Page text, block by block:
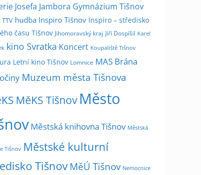
Josefa Jambora Gymnázium Tišnov
hudba Inspiro Tišnov Inspiro – středisko
času Tišnov Jihomoravský kraj Jiří Dospíšil Karel
kino Svratka Koncert Koupaliště Tišnov
Letní kino Tišnov Lomnice MAS Brána
Muzeum města Tišnova
MěKS Tišnov Město
Městská knihovna Tišnov Městská
Tišnov Městské kulturní
Tišnov MěÚ Tišnov Nemocnice